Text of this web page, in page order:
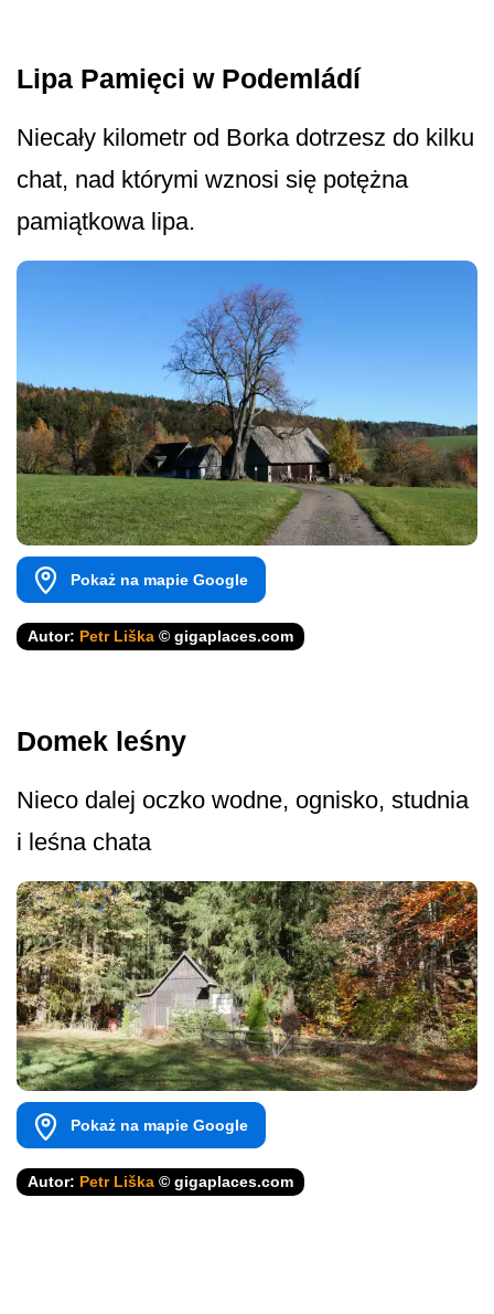
Lipa Pamięci w Podemládí
Niecały kilometr od Borka dotrzesz do kilku
chat, nad którymi wznosi się potężna
pamiątkowa lipa.
Pokaż na mapie Google
Autor: Petr Liška © gigaplaces.com
Domek leśny
Nieco dalej oczko wodne, ognisko, studnia
i leśna chata
Pokaż na mapie Google
Autor: Petr Liška © gigaplaces.com